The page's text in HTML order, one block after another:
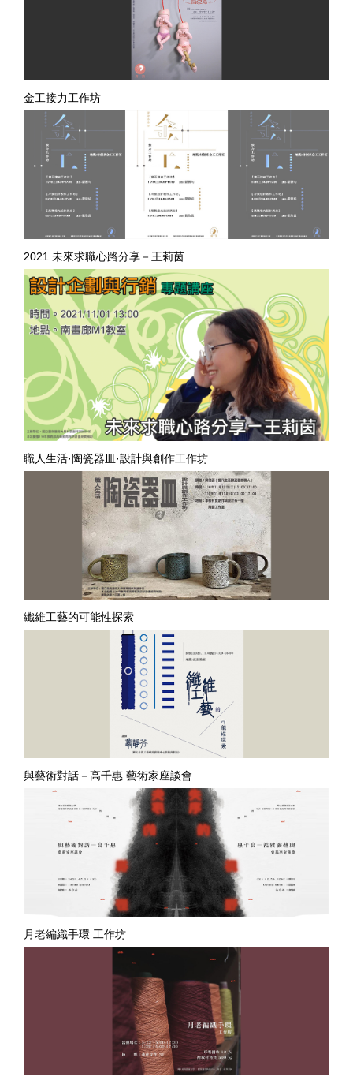
金工接力工作坊
2021 未來求職心路分享－王莉茵
職人生活·陶瓷器皿·設計與創作工作坊
纖維工藝的可能性探索
與藝術對話－高千惠 藝術家座談會
月老編織手環 工作坊